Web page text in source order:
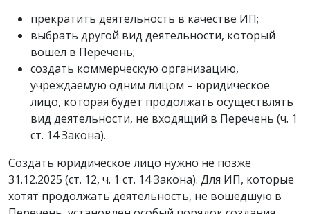
прекратить деятельность в качестве ИП;
выбрать другой вид деятельности, который
вошел в Перечень;
создать коммерческую организацию,
учреждаемую одним лицом – юридическое
лицо, которая будет продолжать осуществлять
вид деятельности, не входящий в Перечень (ч. 1
ст. 14 Закона).
Создать юридическое лицо нужно не позже
31.12.2025 (ст. 12, ч. 1 ст. 14 Закона). Для ИП, которые
хотят продолжать деятельность, не вошедшую в